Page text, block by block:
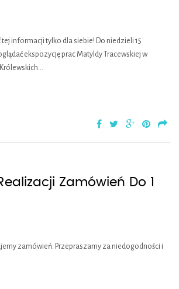
informacji tylko dla siebie! Do niedzieli 15
ekspozycję prac Matyldy Tracewskiej w
Zamówień Do 1
zamówień. Przepraszamy za niedogodności i